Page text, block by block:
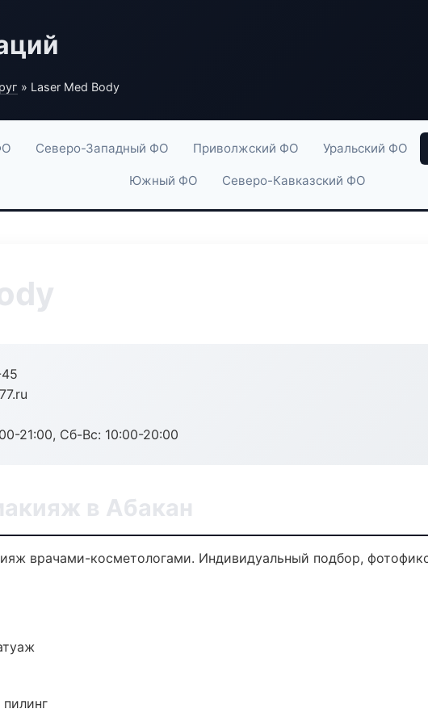
» Laser Med Body
Северо-Западный ФО Приволжский ФО Уральский ФО
Южный ФО Северо-Кавказский ФО
21:00, Сб-Вс: 10:00-20:00
в Абакан
врачами-косметологами. Индивидуальный подбор,